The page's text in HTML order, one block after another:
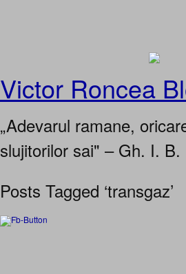
Victor Roncea
„Adevarul ramane,
slujitorilor sai" – Gh. I. B.
Posts Tagged ‘transgaz’